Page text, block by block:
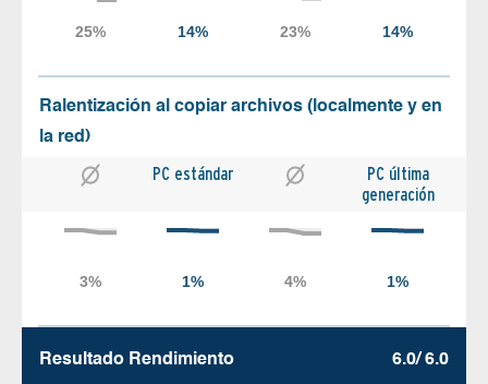
Ralentización al copiar archivos (localmente y en
la red)
PC estándar
PC última
generación
Resultado Rendimiento 6.0/ 6.0